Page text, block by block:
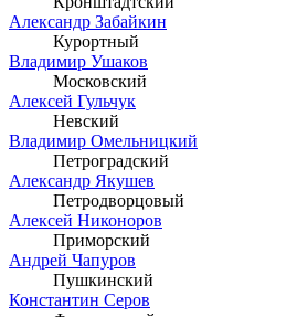
Александр Забайкин
Курортный
Владимир Ушаков
Московский
Алексей Гульчук
Невский
Владимир Омельницкий
Петроградский
Александр Якушев
Петродворцовый
Алексей Никоноров
Приморский
Андрей Чапуров
Пушкинский
Константин Серов